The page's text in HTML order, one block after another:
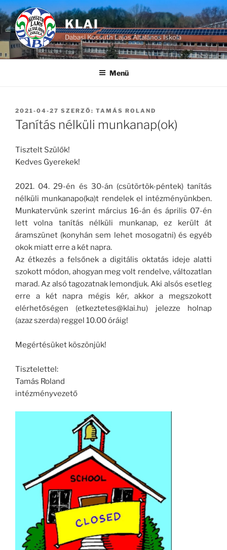
Tartalomhoz
KLAI
Dabasi Kossuth Lajos Általános Iskola
Menü
BEKÜLDVE:
2021-04-27 SZERZŐ: TAMÁS ROLAND
Tanítás nélküli munkanap(ok)
Tisztelt Szülők!
Kedves Gyerekek!
2021. 04. 29-én és 30-án (csütörtök-péntek) tanítás
nélküli munkanapo(ka)t rendelek el intézményünkben.
Munkatervünk szerint március 16-án és április 07-én
lett volna tanítás nélküli munkanap, ez került át
áramszünet (konyhán sem lehet mosogatni) és egyéb
okok miatt erre a két napra.
Az étkezés a felsőnek a digitális oktatás ideje alatti
szokott módon, ahogyan meg volt rendelve, változatlan
marad. Az alsó tagozatnak lemondjuk. Aki alsós esetleg
erre a két napra mégis kér, akkor a megszokott
elérhetőségen (etkeztetes@klai.hu) jelezze holnap
(azaz szerda) reggel 10.00 óráig!
Megértésüket köszönjük!
Tisztelettel:
Tamás Roland
intézményvezető